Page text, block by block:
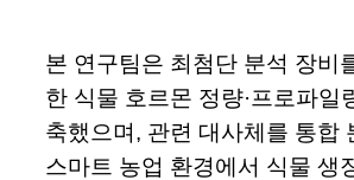
본 연구팀은 최첨단 분석 장비
한 식물 호르몬 정량·프로파일
축했으며, 관련 대사체를 통합
스마트 농업 환경에서 식물 생